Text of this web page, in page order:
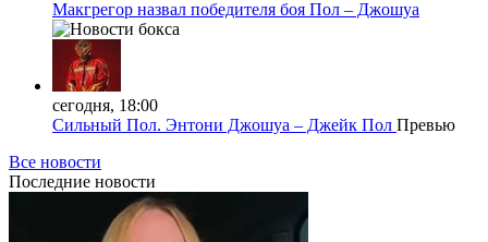
Макгрегор назвал победителя боя Пол – Джошуа
сегодня, 18:00
Сильный Пол. Энтони Джошуа – Джейк Пол Превью
Все новости
Последние новости